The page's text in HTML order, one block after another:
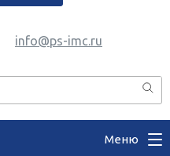
info@ps-imc.ru
Меню